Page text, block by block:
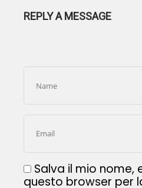
REPLY A MESSAGE
Salva il mio nome,
questo browser per